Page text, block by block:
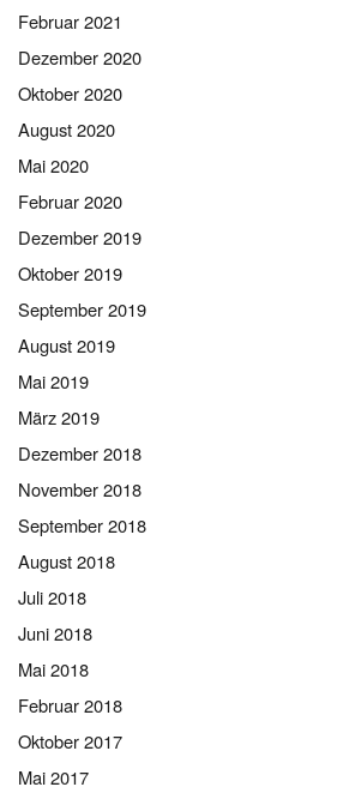
Februar 2021
Dezember 2020
Oktober 2020
August 2020
Mai 2020
Februar 2020
Dezember 2019
Oktober 2019
September 2019
August 2019
Mai 2019
März 2019
Dezember 2018
November 2018
September 2018
August 2018
Juli 2018
Juni 2018
Mai 2018
Februar 2018
Oktober 2017
Mai 2017